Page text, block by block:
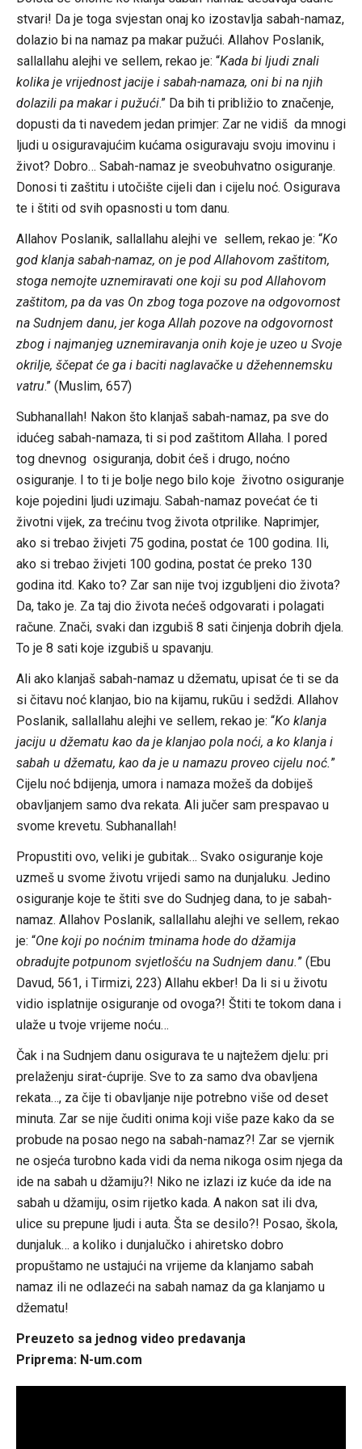
stvari! Da je toga svjestan onaj ko izostavlja sabah-namaz,
dolazio bi na namaz pa makar pužući. Allahov Poslanik,
sallallahu alejhi ve sellem, rekao je: “Kada bi ljudi znali
kolika je vrijednost jacije i sabah-namaza, oni bi na njih
dolazili pa makar i pužući.” Da bih ti približio to značenje,
dopusti da ti navedem jedan primjer: Zar ne vidiš da mnogi
ljudi u osiguravajućim kućama osiguravaju svoju imovinu i
život? Dobro… Sabah-namaz je sveobuhvatno osiguranje.
Donosi ti zaštitu i utočište cijeli dan i cijelu noć. Osigurava
te i štiti od svih opasnosti u tom danu.
Allahov Poslanik, sallallahu alejhi ve sellem, rekao je: “Ko
god klanja sabah-namaz, on je pod Allahovom zaštitom,
stoga nemojte uznemiravati one koji su pod Allahovom
zaštitom, pa da vas On zbog toga pozove na odgovornost
na Sudnjem danu, jer koga Allah pozove na odgovornost
zbog i najmanjeg uznemiravanja onih koje je uzeo u Svoje
okrilje, ščepat će ga i baciti naglavačke u džehennemsku
vatru.” (Muslim, 657)
Subhanallah! Nakon što klanjaš sabah-namaz, pa sve do
idućeg sabah-namaza, ti si pod zaštitom Allaha. I pored
tog dnevnog osiguranja, dobit ćeš i drugo, noćno
osiguranje. I to ti je bolje nego bilo koje životno osiguranje
koje pojedini ljudi uzimaju. Sabah-namaz povećat će ti
životni vijek, za trećinu tvog života otprilike. Naprimjer,
ako si trebao živjeti 75 godina, postat će 100 godina. Ili,
ako si trebao živjeti 100 godina, postat će preko 130
godina itd. Kako to? Zar san nije tvoj izgubljeni dio života?
Da, tako je. Za taj dio života nećeš odgovarati i polagati
račune. Znači, svaki dan izgubiš 8 sati činjenja dobrih djela.
To je 8 sati koje izgubiš u spavanju.
Ali ako klanjaš sabah-namaz u džematu, upisat će ti se da
si čitavu noć klanjao, bio na kijamu, rukūu i sedždi. Allahov
Poslanik, sallallahu alejhi ve sellem, rekao je: “Ko klanja
jaciju u džematu kao da je klanjao pola noći, a ko klanja i
sabah u džematu, kao da je u namazu proveo cijelu noć.”
Cijelu noć bdijenja, umora i namaza možeš da dobiješ
obavljanjem samo dva rekata. Ali jučer sam prespavao u
svome krevetu. Subhanallah!
Propustiti ovo, veliki je gubitak… Svako osiguranje koje
uzmeš u svome životu vrijedi samo na dunjaluku. Jedino
osiguranje koje te štiti sve do Sudnjeg dana, to je sabah-
namaz. Allahov Poslanik, sallallahu alejhi ve sellem, rekao
je: “One koji po noćnim tminama hode do džamija
obradujte potpunom svjetlošću na Sudnjem danu.” (Ebu
Davud, 561, i Tirmizi, 223) Allahu ekber! Da li si u životu
vidio isplatnije osiguranje od ovoga?! Štiti te tokom dana i
ulaže u tvoje vrijeme noću…
Čak i na Sudnjem danu osigurava te u najtežem djelu: pri
prelaženju sirat-ćuprije. Sve to za samo dva obavljena
rekata…, za čije ti obavljanje nije potrebno više od deset
minuta. Zar se nije čuditi onima koji više paze kako da se
probude na posao nego na sabah-namaz?! Zar se vjernik
ne osjeća turobno kada vidi da nema nikoga osim njega da
ide na sabah u džamiju?! Niko ne izlazi iz kuće da ide na
sabah u džamiju, osim rijetko kada. A nakon sat ili dva,
ulice su prepune ljudi i auta. Šta se desilo?! Posao, škola,
dunjaluk… a koliko i dunjalučko i ahiretsko dobro
propuštamo ne ustajući na vrijeme da klanjamo sabah
namaz ili ne odlazeći na sabah namaz da ga klanjamo u
džematu!
Preuzeto sa jednog video predavanja
Priprema: N-um.com